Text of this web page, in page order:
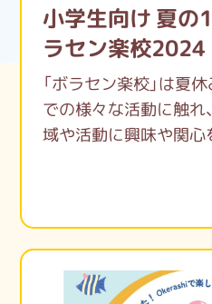
FAX：042-580-7112
小学生向け 夏の
ラセン楽校
「ボラセン楽校」は夏
での様々な活動に触れ
域や活動に興味や関心
り”を目的とした、小
1つから選んで参加で
ちしています。